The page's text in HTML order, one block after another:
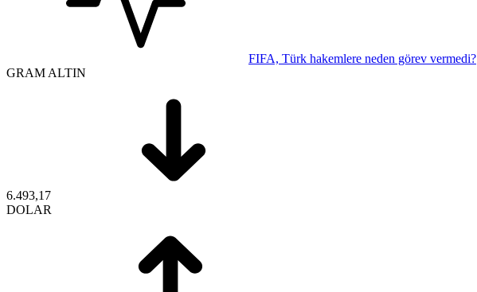
FIFA, Türk hakemlere neden görev vermedi?
GRAM ALTIN
6.493,17
DOLAR